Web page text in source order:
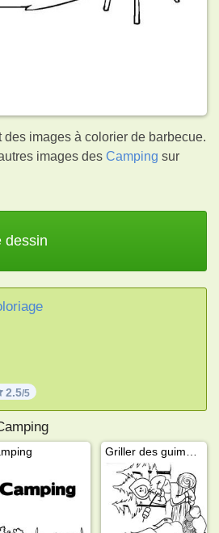
images à colorier de barbecue.
images desCamping sur
dessin
2.5/5